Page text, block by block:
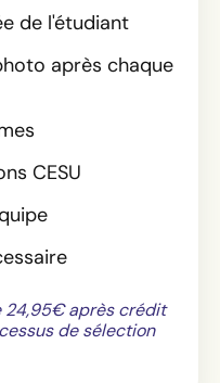
de l'étudiant
après chaque
CESU
24,95€ après crédit
de sélection